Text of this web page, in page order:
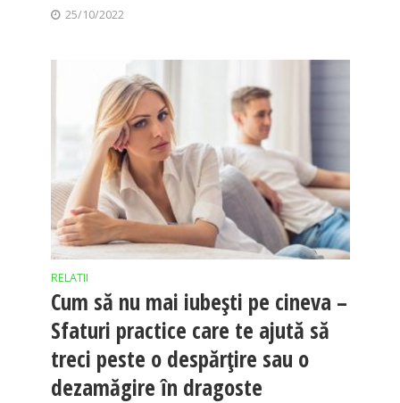
25/10/2022
RELATII
Cum să nu mai iubești pe cineva –
Sfaturi practice care te ajută să
treci peste o despărțire sau o
dezamăgire în dragoste